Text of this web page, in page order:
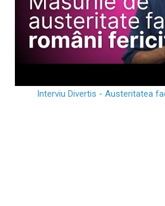
Interviu Divertis - Austeritatea